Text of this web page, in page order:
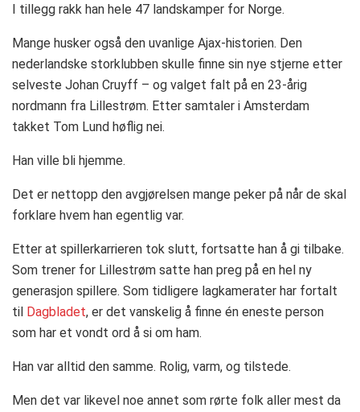
I tillegg rakk han hele 47 landskamper for Norge.
Mange husker også den uvanlige Ajax-historien. Den
nederlandske storklubben skulle finne sin nye stjerne etter
selveste Johan Cruyff – og valget falt på en 23-årig
nordmann fra Lillestrøm. Etter samtaler i Amsterdam
takket Tom Lund høflig nei.
Han ville bli hjemme.
Det er nettopp den avgjørelsen mange peker på når de skal
forklare hvem han egentlig var.
Etter at spillerkarrieren tok slutt, fortsatte han å gi tilbake.
Som trener for Lillestrøm satte han preg på en hel ny
generasjon spillere. Som tidligere lagkamerater har fortalt
til Dagbladet, er det vanskelig å finne én eneste person
som har et vondt ord å si om ham.
Han var alltid den samme. Rolig, varm, og tilstede.
Men det var likevel noe annet som rørte folk aller mest da